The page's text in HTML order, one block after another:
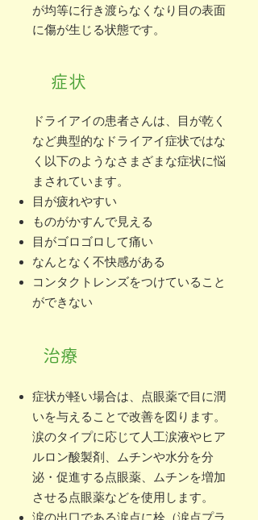
が均等に行き渡らなくなり目の表面
に傷が生じる状態です。
症状
ドライアイの患者さんは、目が乾く
など典型的なドライアイ症状ではな
く以下のようなさまざまな症状に悩
まされています。
目が疲れやすい
ものがかすんで見える
目がゴロゴロして痛い
なんとなく不快感がある
コンタクトレンズをつけていること
ができない
治療
症状が軽い場合は、点眼薬で目に潤
いを与えることで改善を図ります。
涙のタイプに応じて人工涙液やヒア
ルロン酸製剤、ムチンや水分を分
泌・促進する点眼薬、ムチンを増加
させる点眼薬などを使用します。
涙の出口である涙点に栓（涙点プラ